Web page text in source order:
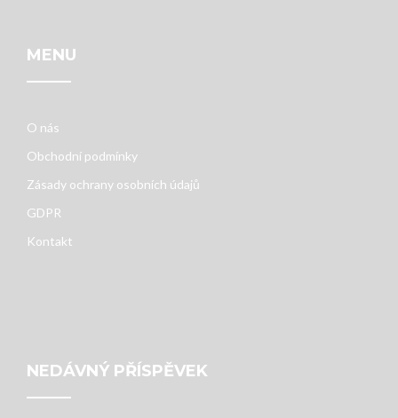
MENU
O nás
Obchodní podmínky
Zásady ochrany osobních údajů
GDPR
Kontakt
NEDÁVNÝ PŘÍSPĚVEK